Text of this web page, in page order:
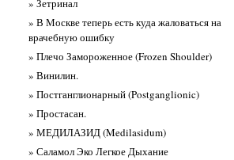
» Зетринал
» В Москве теперь есть куда жаловаться на
врачебную ошибку
» Плечо Замороженное (Frozen Shoulder)
» Винилин.
» Постганглионарный (Postganglionic)
» Простасан.
» МЕДИЛАЗИД (Medilasidum)
» Саламол Эко Легкое Дыхание